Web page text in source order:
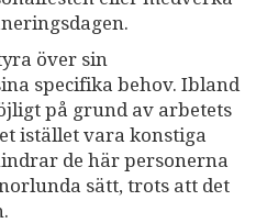
över sin
specifika behov. Ibland
på grund av arbetets
istället vara konstiga
de här personerna
sätt, trots att det